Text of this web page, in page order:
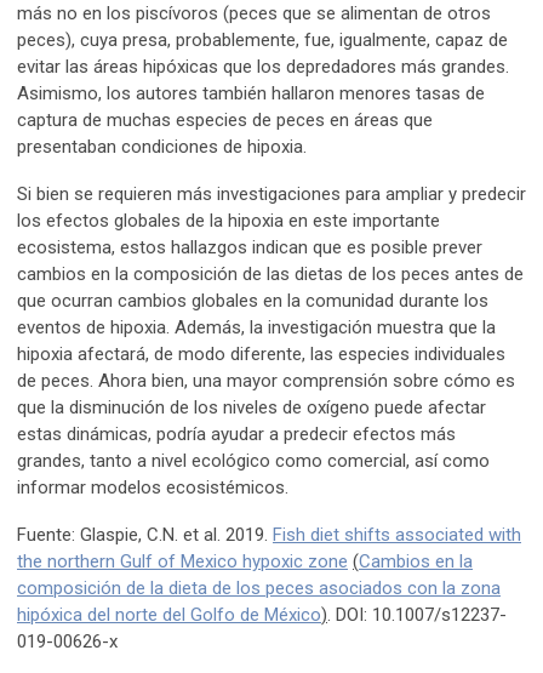
más no en los piscívoros (peces que se alimentan de otros
peces), cuya presa, probablemente, fue, igualmente, capaz de
evitar las áreas hipóxicas que los depredadores más grandes.
Asimismo, los autores también hallaron menores tasas de
captura de muchas especies de peces en áreas que
presentaban condiciones de hipoxia.
Si bien se requieren más investigaciones para ampliar y predecir
los efectos globales de la hipoxia en este importante
ecosistema, estos hallazgos indican que es posible prever
cambios en la composición de las dietas de los peces antes de
que ocurran cambios globales en la comunidad durante los
eventos de hipoxia. Además, la investigación muestra que la
hipoxia afectará, de modo diferente, las especies individuales
de peces. Ahora bien, una mayor comprensión sobre cómo es
que la disminución de los niveles de oxígeno puede afectar
estas dinámicas, podría ayudar a predecir efectos más
grandes, tanto a nivel ecológico como comercial, así como
informar modelos ecosistémicos.
Fuente: Glaspie, C.N. et al. 2019. Fish diet shifts associated with
the northern Gulf of Mexico hypoxic zone (Cambios en la
composición de la dieta de los peces asociados con la zona
hipóxica del norte del Golfo de México). DOI: 10.1007/s12237-
019-00626-x